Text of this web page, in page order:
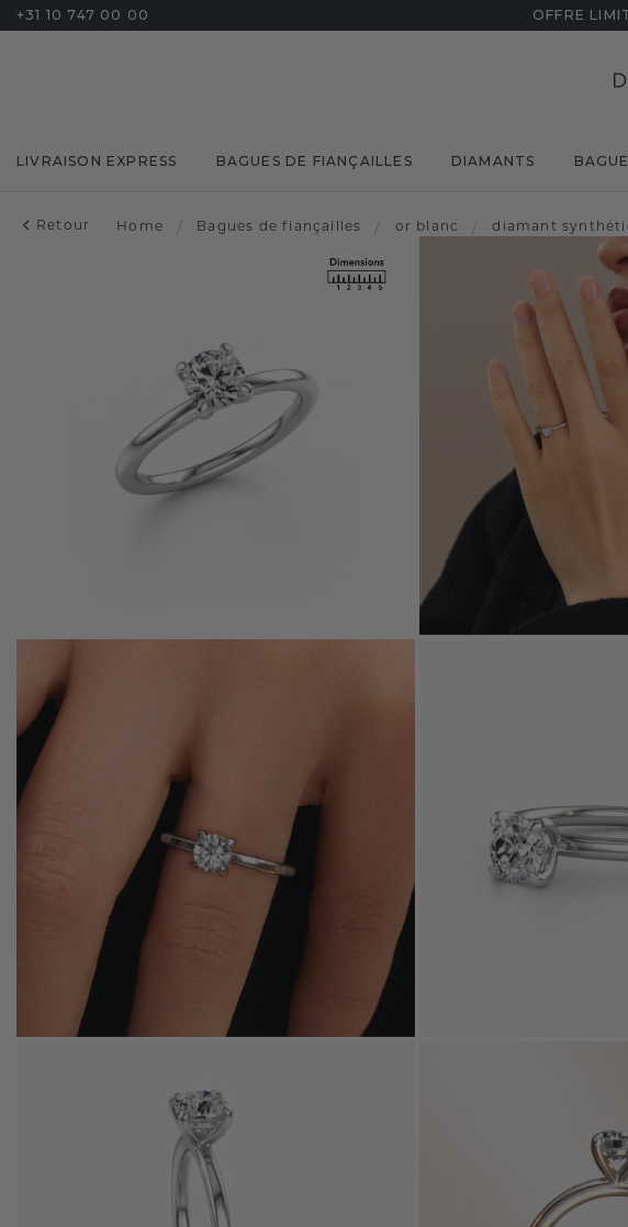
+31 10 747 00 00 OFFRE
LIVRAISON EXPRESS BAGUES DE FIANÇAILLES DIAMANTS
Retour Home / Bagues de fiançailles / or blanc / diamant